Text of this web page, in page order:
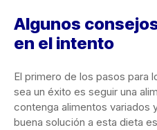
Algunos
en el intento
El primero de los pasos para
sea un éxito es seguir una
contenga alimentos variados
buena solución a esta dieta